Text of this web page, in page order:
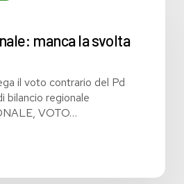
manca la svolta
il voto contrario del Pd
bilancio regionale
VOTO…